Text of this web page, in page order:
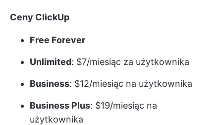
Ceny ClickUp
Free Forever
Unlimited: $7/miesiąc za użytkownika
Business: $12/miesiąc na użytkownika
Business Plus: $19/miesiąc na
użytkownika